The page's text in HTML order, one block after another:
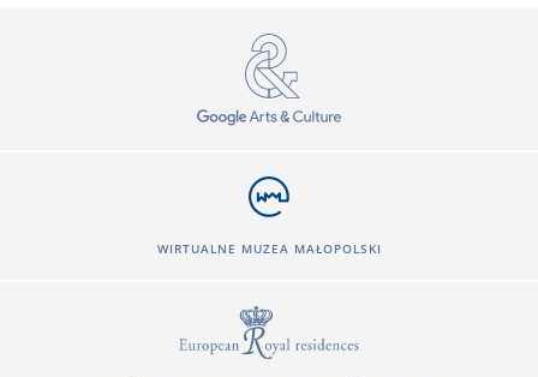
WIRTUALNE MUZEA MAŁOPOLSKI